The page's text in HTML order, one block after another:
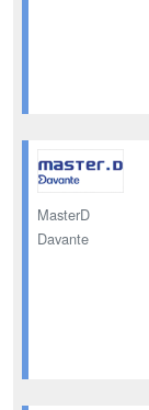
MasterD
Davante